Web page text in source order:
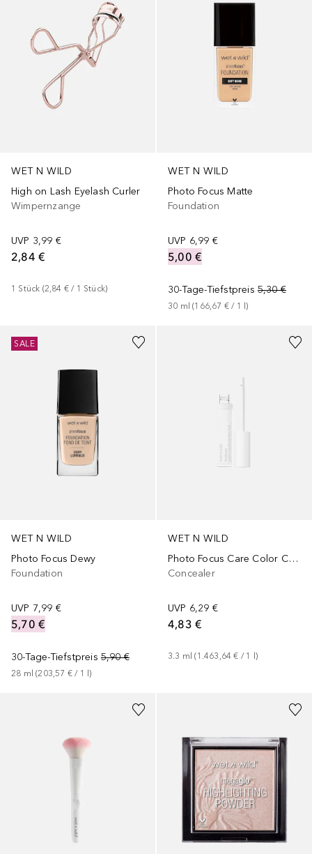
WET N WILD
High on Lash Eyelash Curler
Wimpernzange
UVP 3,99 €
2,84 €
1 Stück (2,84 € / 1 Stück)
WET N WILD
Photo Focus Matte
Foundation
UVP 6,99 €
5,00 €
30-Tage-Tiefstpreis 5,30 €
30 ml (166,67 € / 1 l)
WET N WILD
Photo Focus Dewy
Foundation
UVP 7,99 €
5,70 €
30-Tage-Tiefstpreis 5,90 €
28 ml (203,57 € / 1 l)
SALE
WET N WILD
Photo Focus Care Color Corrector
Concealer
UVP 6,29 €
4,83 €
3.3 ml (1.463,64 € / 1 l)